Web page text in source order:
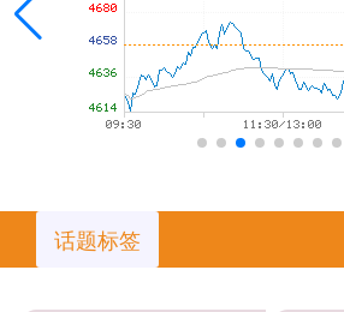
话题标签